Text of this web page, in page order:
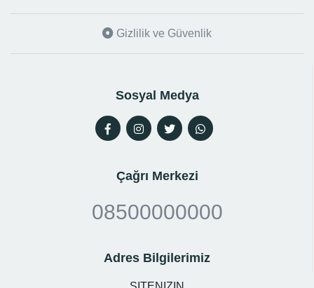
Gizlilik ve Güvenlik
Sosyal Medya
Çağrı Merkezi
08500000000
Adres Bilgilerimiz